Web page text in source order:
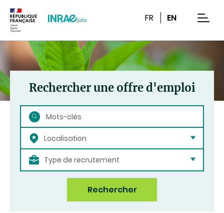
FR EN
Rechercher une offre d'emploi
Rechercher
Localisation
Type de recrutement
Rechercher